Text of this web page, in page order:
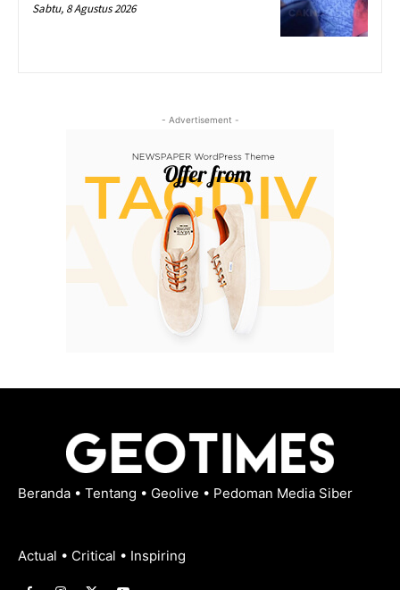
Sabtu, 8 Agustus 2026
- Advertisement -
Beranda • Tentang • Geolive • Pedoman Media Siber
Actual • Critical • Inspiring